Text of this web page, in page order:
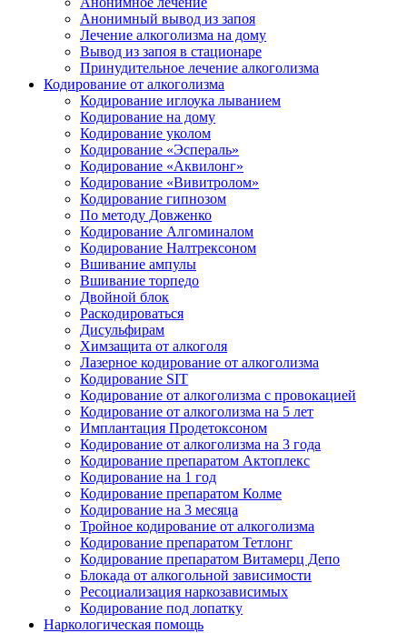
Анонимный вывод из запоя
Лечение алкоголизма на дому
Вывод из запоя в стационаре
Принудительное лечение алкоголизма
Кодирование от алкоголизма
Кодирование иглоука лыванием
Кодирование на дому
Кодирование уколом
Кодирование «Эспераль»
Кодирование «Аквилонг»
Кодирование «Вивитролом»
Кодирование гипнозом
По методу Довженко
Кодирование Алгоминалом
Кодирование Налтрексоном
Вшивание ампулы
Вшивание торпедо
Двойной блок
Раскодироваться
Дисульфирам
Химзащита от алкоголя
Лазерное кодирование от алкоголизма
Кодирование SIT
Кодирование от алкоголизма с провокацией
Кодирование от алкоголизма на 5 лет
Имплантация Продетоксоном
Кодирование от алкоголизма на 3 года
Кодирование препаратом Актоплекс
Кодирование на 1 год
Кодирование препаратом Колме
Кодирование на 3 месяца
Тройное кодирование от алкоголизма
Кодирование препаратом Тетлонг
Кодирование препаратом Витамерц Депо
Блокада от алкогольной зависимости
Ресоциализация наркозависимых
Кодирование под лопатку
Наркологическая помощь